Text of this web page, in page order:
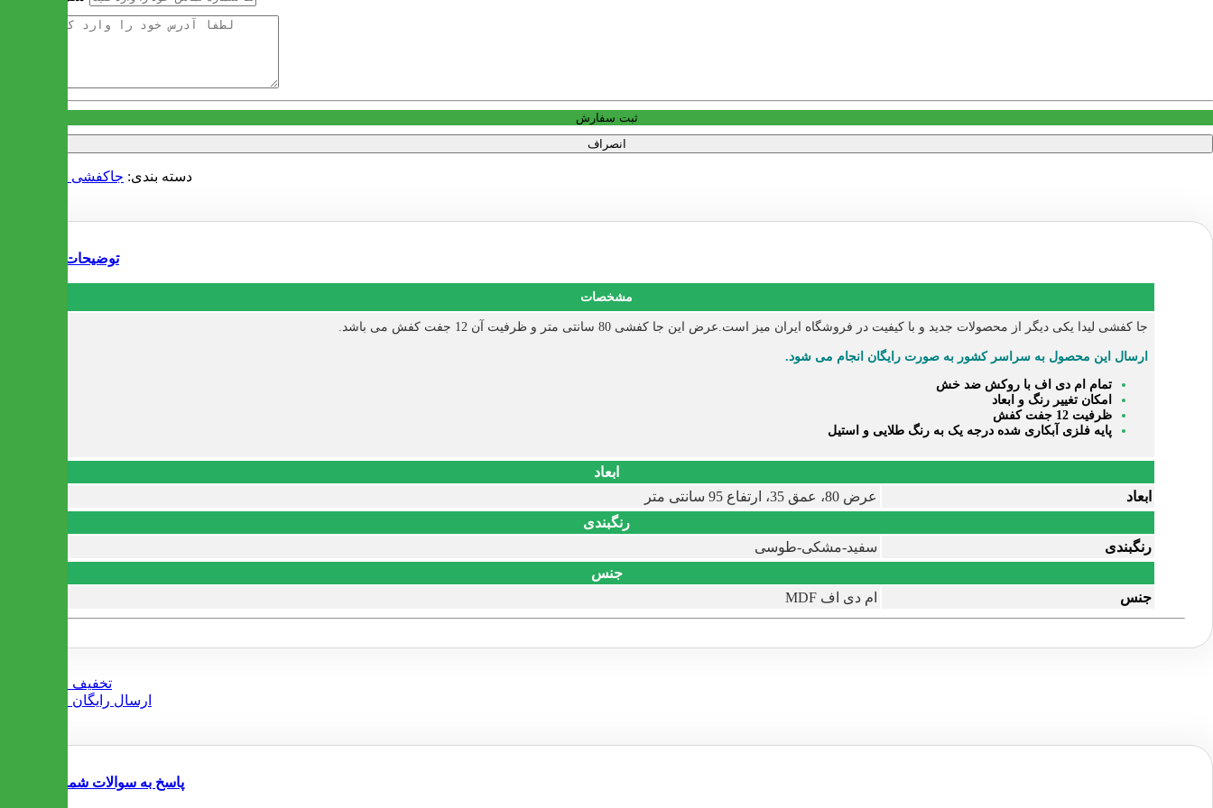
ثبت سفارش
انصراف
دسته بندی: جاکفشی و رخت آویز
توضیحات
مشخصات
جا کفشی لیدا یکی دیگر از محصولات جدید و با کیفیت در فروشگاه ایران میز است.عرض این جا کفشی 80 سانتی متر و ظرفیت آن 12 جفت کفش می باشد.
ارسال این محصول به سراسر کشور به صورت رایگان انجام می شود.
تمام ام دی اف با روکش ضد خش
امکان تغییر رنگ و ابعاد
ظرفیت 12 جفت کفش
پایه فلزی آبکاری شده درجه یک به رنگ طلایی و استیل
ابعاد
ابعاد
عرض 80، عمق 35، ارتفاع 95 سانتی متر
رنگبندی
رنگبندی
سفید-مشکی-طوسی
جنس
جنس
ام دی اف MDF
پاسخ به سوالات شما